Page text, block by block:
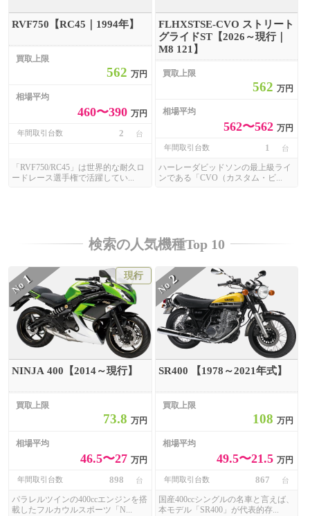
RVF750【RC45｜1994年】
買取上限
562 万円
相場平均
460〜390 万円
年間取引台数 2 台
「RVF750/RC45」は世界的な耐久ロ
ードレース選手権で活躍してい...
FLHXSTSE-CVO ストリート
グライドST【2026～現行｜
M8 121】
買取上限
562万円
相場平均
562〜562万円
年間取引台数 1 台
ハーレーダビッドソンの最上級ライ
ンである「CVO（カスタム・ビ...
検索の人気機種Top 10
No
1 現行
NINJA 400【2014～現行】
買取上限
73.8 万円
相場平均
46.5〜27 万円
年間取引台数 898 台
パラレルツインの400ccエンジンを搭
載したフルカウルスポーツ「N...
No2
SR400 【1978～2021年式】
買取上限
108万円
相場平均
49.5〜21.5万円
年間取引台数 867 台
国産400ccシングルの名車と言えば、
本モデル「SR400」が代表的存...